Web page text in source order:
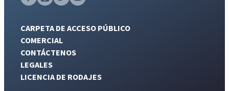
CARPETA DE ACCESO PÚBLICO
COMERCIAL
CONTÁCTENOS
LEGALES
LICENCIA DE RODAJES